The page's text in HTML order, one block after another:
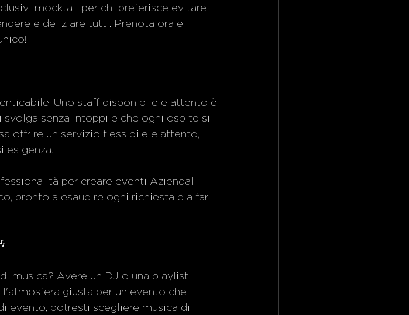
mocktail per chi preferisce evitare
e deliziare tutti. Prenota ora e
Uno staff disponibile e attento è
svolga senza intoppi e che ogni ospite si
offrire un servizio flessibile e attento,
esigenza.
per creare eventi Aziendali
pronto a esaudire ogni richiesta e a far
musica? Avere un DJ o una playlist
giusta per un evento che
evento, potresti scegliere musica di